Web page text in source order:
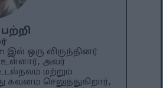
இல் ஒரு விருந்தினர்
உள்ளார், அவர்
மற்றும்
கவனம் செலுத்துகிறார்,